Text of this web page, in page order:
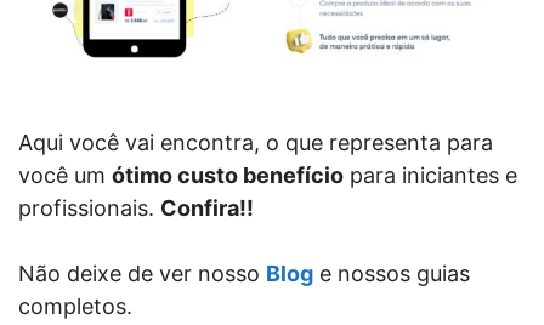
Aqui você vai encontra, o que representa para
você um ótimo custo benefício para iniciantes e
profissionais. Confira!!
Não deixe de ver nosso Blog e nossos guias
completos.